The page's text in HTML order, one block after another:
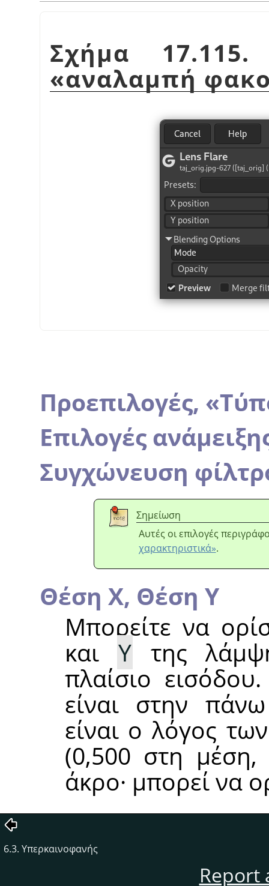
Σχήμα 17.115.
«αναλαμπή
Προεπιλογές, «
Επιλογές
Συγχώνευση
Σημείωση
Αυτές οι επιλογές
χαρακτηριστικά».
Θέση Χ, Θέση Υ
Μπορείτε να
και Υ της
πλαίσιο
είναι στην
είναι ο λόγος
(0,500 στη
άκρο· μπορεί να
6.3. Υπερκαινοφανής
Report